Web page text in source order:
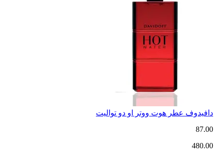
دافيدوف عطر هوت ووتر او دو تواليت
87.00
480.00